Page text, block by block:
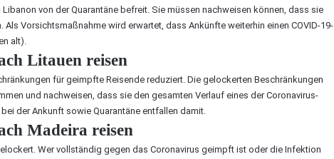
von der Quarantäne befreit. Sie müssen nachweisen können, dass sie
Als Vorsichtsmaßnahme wird erwartet, dass Ankünfte weiterhin einen COVID-19-
alt).
Litauen reisen
für geimpfte Reisende reduziert. Die gelockerten Beschränkungen
und nachweisen, dass sie den gesamten Verlauf eines der Coronavirus-
der Ankunft sowie Quarantäne entfallen damit.
Madeira reisen
Wer vollständig gegen das Coronavirus geimpft ist oder die Infektion